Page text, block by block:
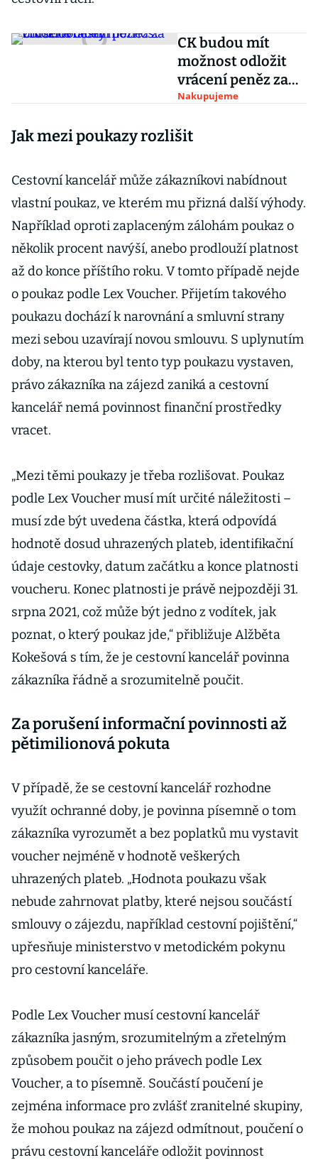
CK budou mít
možnost odložit
vrácení peněz za
zrušené cesty
Nakupujeme
Jak mezi poukazy rozlišit
Cestovní kancelář může zákazníkovi nabídnout
vlastní poukaz, ve kterém mu přizná další výhody.
Například oproti zaplaceným zálohám poukaz o
několik procent navýší, anebo prodlouží platnost
až do konce příštího roku. V tomto případě nejde
o poukaz podle Lex Voucher. Přijetím takového
poukazu dochází k narovnání a smluvní strany
mezi sebou uzavírají novou smlouvu. S uplynutím
doby, na kterou byl tento typ poukazu vystaven,
právo zákazníka na zájezd zaniká a cestovní
kancelář nemá povinnost finanční prostředky
vracet.
„Mezi těmi poukazy je třeba rozlišovat. Poukaz
podle Lex Voucher musí mít určité náležitosti –
musí zde být uvedena částka, která odpovídá
hodnotě dosud uhrazených plateb, identifikační
údaje cestovky, datum začátku a konce platnosti
voucheru. Konec platnosti je právě nejpozději 31.
srpna 2021, což může být jedno z vodítek, jak
poznat, o který poukaz jde,“ přibližuje Alžběta
Kokešová s tím, že je cestovní kancelář povinna
zákazníka řádně a srozumitelně poučit.
Za porušení informační povinnosti až
pětimilionová pokuta
V případě, že se cestovní kancelář rozhodne
využít ochranné doby, je povinna písemně o tom
zákazníka vyrozumět a bez poplatků mu vystavit
voucher nejméně v hodnotě veškerých
uhrazených plateb. „Hodnota poukazu však
nebude zahrnovat platby, které nejsou součástí
smlouvy o zájezdu, například cestovní pojištění,“
upřesňuje ministerstvo v metodickém pokynu
pro cestovní kanceláře.
Podle Lex Voucher musí cestovní kancelář
zákazníka jasným, srozumitelným a zřetelným
způsobem poučit o jeho právech podle Lex
Voucher, a to písemně. Součástí poučení je
zejména informace pro zvlášť zranitelné skupiny,
že mohou poukaz na zájezd odmítnout, poučení o
právu cestovní kanceláře odložit povinnost